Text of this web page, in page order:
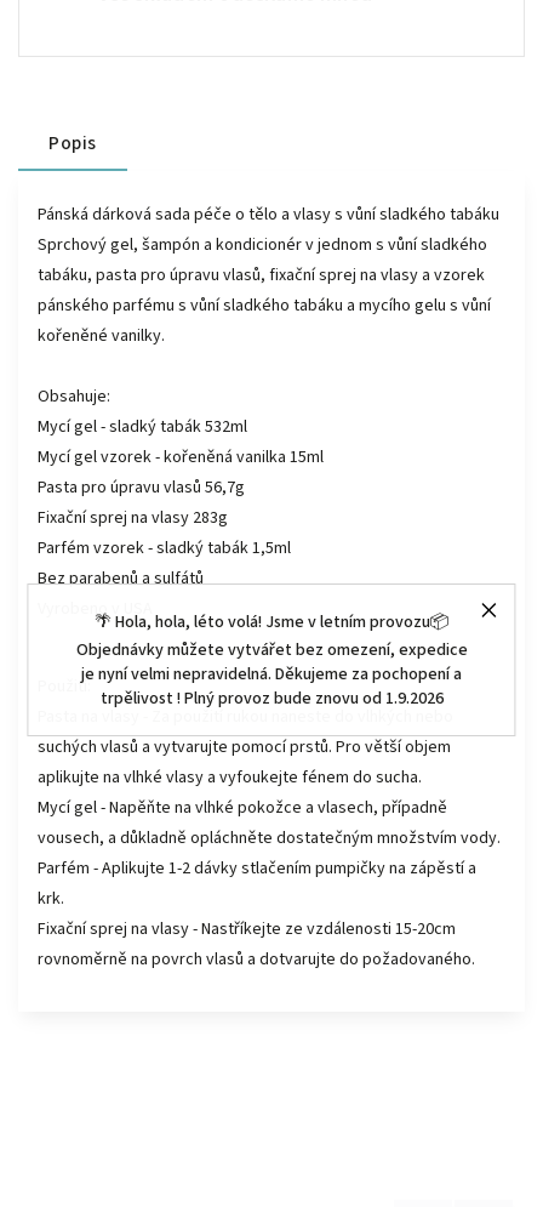
🌴 Hola, hola, léto volá! Jsme v letním provozu📦
Objednávky můžete vytvářet bez omezení, expedice
je nyní velmi nepravidelná. Děkujeme za pochopení a
trpělivost ! Plný provoz bude znovu od 1.9.2026
Popis
Pánská dárková sada péče o tělo a vlasy s vůní sladkého tabáku
Sprchový gel, šampón a kondicionér v jednom s vůní sladkého
tabáku, pasta pro úpravu vlasů, fixační sprej na vlasy a vzorek
pánského parfému s vůní sladkého tabáku a mycího gelu s vůní
kořeněné vanilky.
Obsahuje:
Mycí gel - sladký tabák 532ml
Mycí gel vzorek - kořeněná vanilka 15ml
Pasta pro úpravu vlasů 56,7g
Fixační sprej na vlasy 283g
Parfém vzorek - sladký tabák 1,5ml
Bez parabenů a sulfátů
Vyrobeno v USA
Použití:
suchých vlasů a vytvarujte pomocí prstů. Pro větší objem
aplikujte na vlhké vlasy a vyfoukejte fénem do sucha.
Mycí gel - Napěňte na vlhké pokožce a vlasech, případně
vousech, a důkladně opláchněte dostatečným množstvím vody.
Parfém - Aplikujte 1-2 dávky stlačením pumpičky na zápěstí a
krk.
Fixační sprej na vlasy - Nastříkejte ze vzdálenosti 15-20cm
rovnoměrně na povrch vlasů a dotvarujte do požadovaného.